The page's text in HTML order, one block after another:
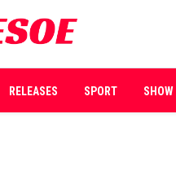
RELEASES SPORT